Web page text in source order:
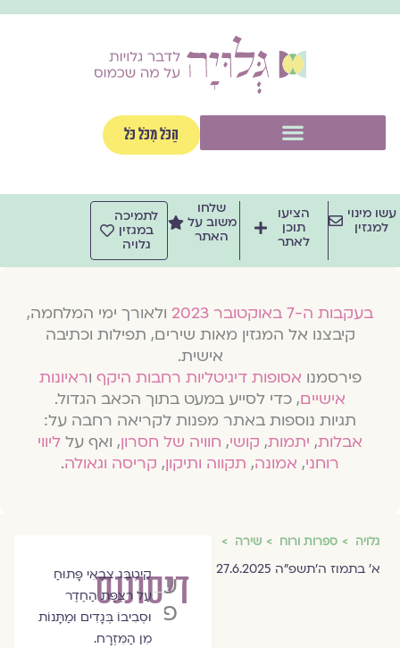
הַכֹּל מִכֹּל כֹּל
מינוי
למגזין
הציעו
תוכן
לאתר
שלחו
משוב על
האתר
לתמיכה
במגזין
גלויה
בעקבות ה-7 באוקטובר 2023
ולאורך ימי המלחמה,
קיבצנו אל המגזין מאות שירים, תפילות וכתיבה
אישית.
פירסמנואסופות דיגיטליות רחבות היקףוראיונות
אישיים, כדי לסייע במעט בתוך הכאב הגדול.
תגיות נוספות באתר מפנות לקריאה רחבה על:
אבלות,יתמות,קושי,חוויה של חסרון, ואף עלליווי
רוחני,אמונה,תקווה ותיקון,קריסה וגאולה.
גלויה ספרות ורוח שירה
א׳ בתמוז ה׳תשפ״ה 27.6.2025 דיסוננס
שלומית
פישר
קִיטְבֶּג צְבָאִי פָּתוּחַ
עַל רִצְפַּת הַחֶדֶר
וּסְבִיבוֹ בְּגָדִים וּמַתָּנוֹת
מִן הַמִּזְרָח.